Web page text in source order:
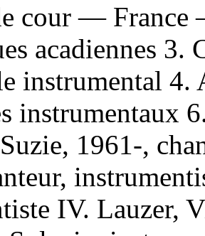
cour — France
acadiennes 3.
instrumental
instrumentaux
1961-,
IV. Lauzer,